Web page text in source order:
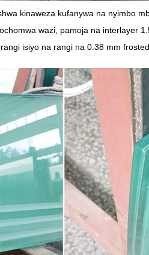
kinaweza kufanywa na nyimbo
wazi, pamoja na interlayer
isiyo na rangi na 0.38 mm